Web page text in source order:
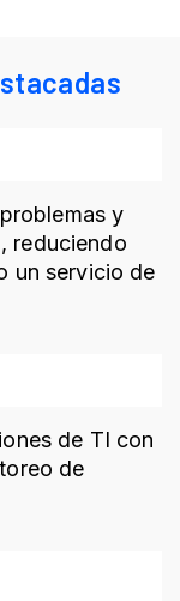
y
reduciendo
un servicio de
de TI con
de